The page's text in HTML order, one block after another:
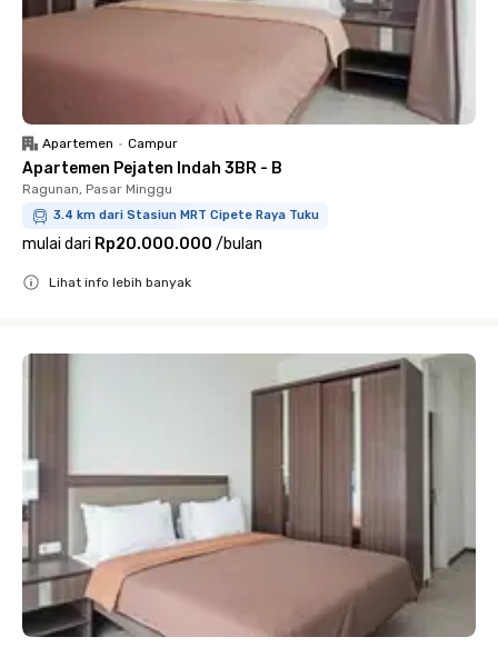
Apartemen • Campur
Apartemen Pejaten Indah 3BR - B
Ragunan, Pasar Minggu
3.4 km dari Stasiun MRT Cipete Raya Tuku
mulai dari Rp20.000.000 /bulan
Lihat info lebih banyak